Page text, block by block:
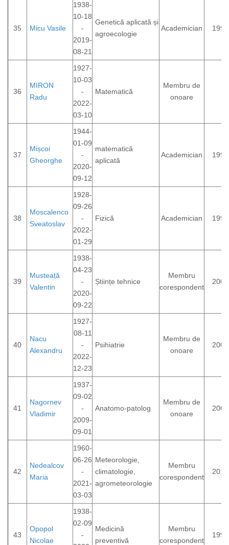
35 Micu Vasile
1938-
10-18
-
2019-
08-21
Genetică aplicată și
agroecologie
Academician 1993
36
MIRON
Radu
1927-
10-03
-
2022-
03-10
Matematică
Membru de
onoare
37
Mișcoi
Gheorghe
1944-
01-09
-
2020-
09-12
matematică
aplicată
Academician 1995
38
Moscalenco
Sveatoslav
1928-
09-26
-
2022-
01-29
Fizică Academician 1992
39
Musteață
Valentin
1938-
04-23
-
2020-
09-22
Științe tehnice
Membru
corespondent
2000
40
Nacu
Alexandru
1927-
08-11
-
2022-
12-23
Psihiatrie
Membru de
onoare
2000
41
Nagornev
Vladimir
1937-
09-02
-
2009-
09-01
Anatomo-patolog
Membru de
onoare
2007
42
Nedealcov
Maria
1960-
06-26
-
2021-
03-03
Meteorologie,
climatologie,
agrometeorologie
Membru
corespondent
2017
43
Opopol
Nicolae
1938-
02-09
-
Medicină
preventivă
Membru
corespondent
1995